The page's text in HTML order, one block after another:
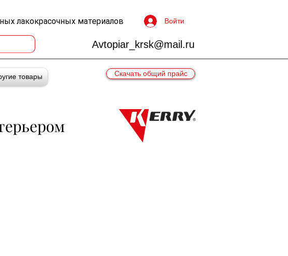
лакокрасочных материалов Войти
Avtopiar_krsk@mail.ru
товары Скачать общий прайс